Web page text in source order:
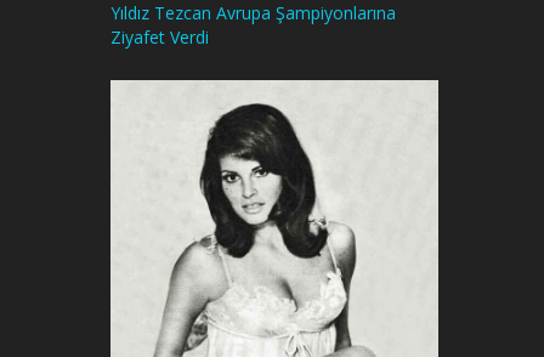
Yıldız Tezcan Avrupa Şampiyonlarına
Ziyafet Verdi